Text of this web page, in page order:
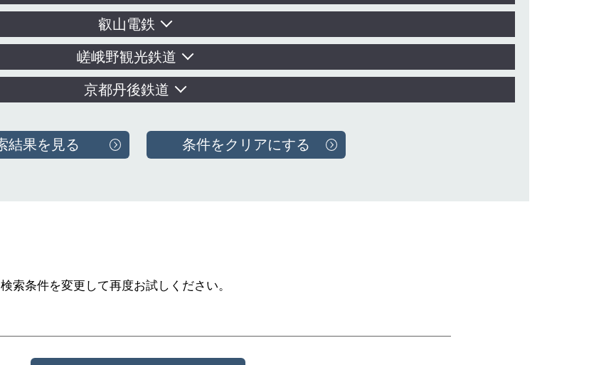
叡山電鉄
嵯峨野観光鉄道
京都丹後鉄道
検索条件を変更して再度お試しください。